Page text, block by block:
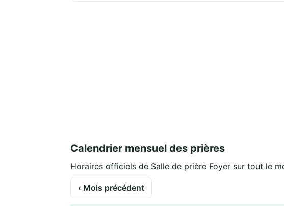
Calendrier mensuel des prières
Horaires officiels de Salle de prière Foyer sur tout le
‹ Mois précédent